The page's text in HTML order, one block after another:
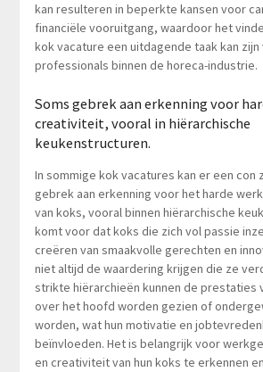
kan resulteren in beperkte kansen voor
financiële vooruitgang, waardoor het
kok vacature een uitdagende taak kan
professionals binnen de horeca-industrie.
Soms gebrek aan erkenning voor
creativiteit, vooral in hiërarchische
keukenstructuren.
In sommige kok vacatures kan er een con
gebrek aan erkenning voor het harde
van koks, vooral binnen hiërarchische
komt voor dat koks die zich vol passie
creëren van smaakvolle gerechten en
niet altijd de waardering krijgen die ze
strikte hiërarchieën kunnen de prestaties
over het hoofd worden gezien of
worden, wat hun motivatie en
beïnvloeden. Het is belangrijk voor
en creativiteit van hun koks te erkennen